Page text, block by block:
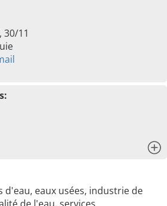
30/11
d'eau, eaux usées, industrie de